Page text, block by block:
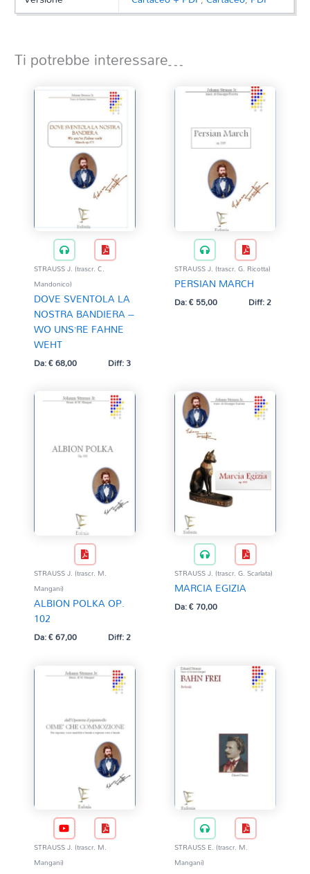
Ti potrebbe interessare…
STRAUSS J. (trascr. C.
Mandonico)
DOVE SVENTOLA LA
NOSTRA BANDIERA –
WO UNS’RE FAHNE
WEHT
Da:€68,00 Diff: 3
STRAUSS J. (trascr. G. Ricotta)
PERSIAN MARCH
Da:€55,00 Diff: 2
STRAUSS J. (trascr. M.
Mangani)
ALBION POLKA OP.
102
Da:€67,00 Diff: 2
STRAUSS J. (trascr. G. Scarlata)
MARCIA EGIZIA
Da:€70,00
STRAUSS J. (trascr. M.
Mangani)
STRAUSS E. (trascr. M.
Mangani)